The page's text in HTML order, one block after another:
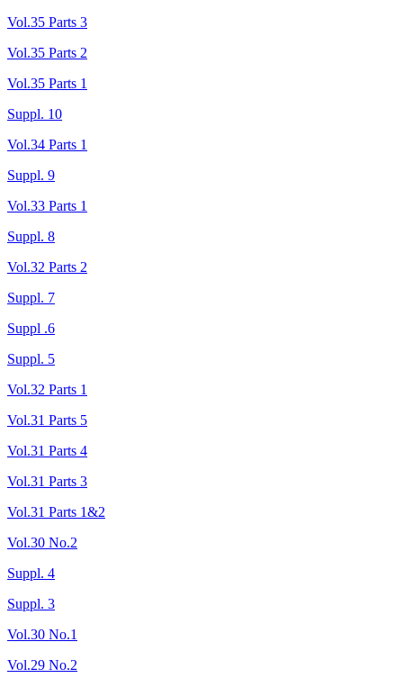
Vol.35 Parts 3
Vol.35 Parts 2
Vol.35 Parts 1
Suppl. 10
Vol.34 Parts 1
Suppl. 9
Vol.33 Parts 1
Suppl. 8
Vol.32 Parts 2
Suppl. 7
Suppl .6
Suppl. 5
Vol.32 Parts 1
Vol.31 Parts 5
Vol.31 Parts 4
Vol.31 Parts 3
Vol.31 Parts 1&2
Vol.30 No.2
Suppl. 4
Suppl. 3
Vol.30 No.1
Vol.29 No.2